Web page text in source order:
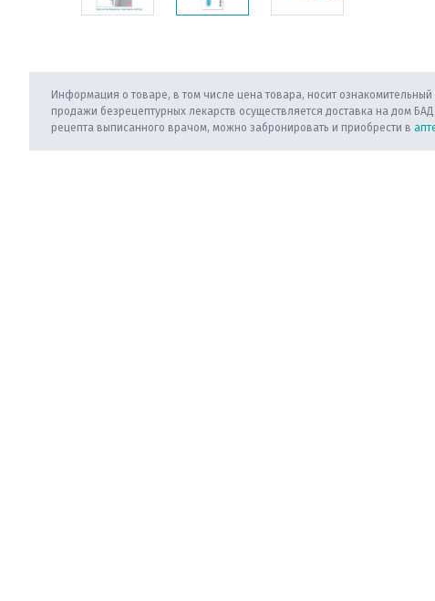
Информация о товаре, в том числе цена товара, носит
продажи безрецептурных лекарств осуществляется доставка на дом
рецепта выписанного врачом, можно забронировать и приобрести в